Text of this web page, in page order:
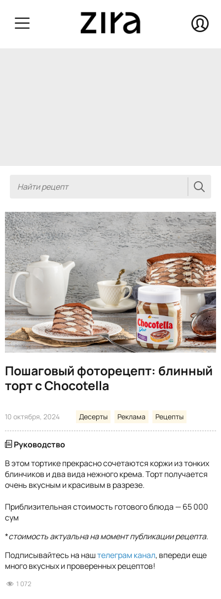
Пошаговый фоторецепт: блинный
торт с Chocotella
10 октября, 2024 Десерты Реклама Рецепты
Руководство
В этом тортике прекрасно сочетаются коржи из тонких
блинчиков и два вида нежного крема. Торт получается
очень вкусным и красивым в разрезе.
Приблизительная стоимость готового блюда — 65 000
сум
*стоимость актуальна на момент публикации рецепта.
Подписывайтесь на наштелеграм канал, впереди еще
много вкусных и проверенных рецептов!
1 072